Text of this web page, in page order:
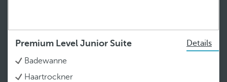
Premium Level Junior Suite
Details
Badewanne
Haartrockner